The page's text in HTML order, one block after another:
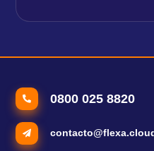
0800 025 8820